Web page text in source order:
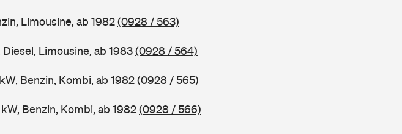
Limousine, ab 1982(0928 / 563)
Diesel, Limousine, ab 1983(0928 / 564)
Benzin, Kombi, ab 1982(0928 / 565)
Benzin, Kombi, ab 1982(0928 / 566)